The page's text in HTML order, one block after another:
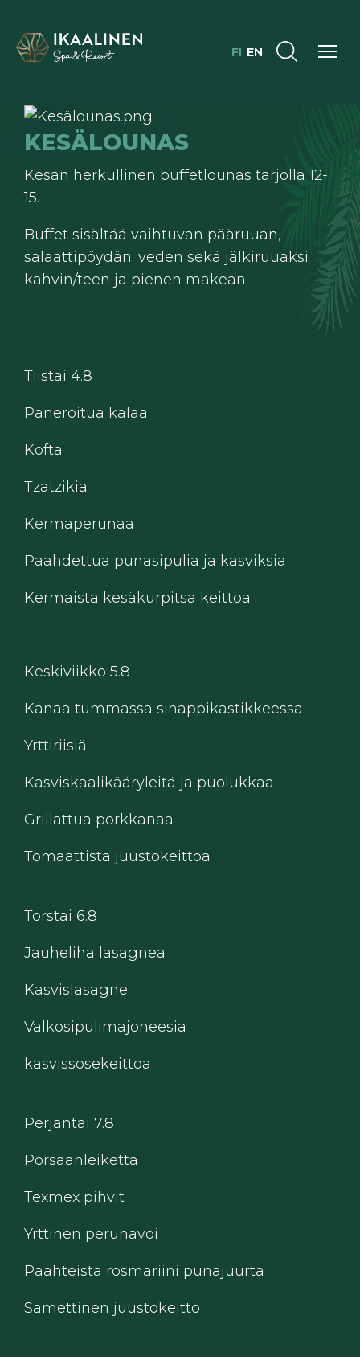
FI EN
KESÄLOUNAS
Kesän herkullinen buffetlounas tarjolla 12-
15.
Buffet sisältää vaihtuvan pääruuan,
salaattipöydän, veden sekä jälkiruuaksi
kahvin/teen ja pienen makean
Tiistai 4.8
Paneroitua kalaa
Kofta
Tzatzikia
Kermaperunaa
Paahdettua punasipulia ja kasviksia
Kermaista kesäkurpitsa keittoa
Keskiviikko 5.8
Kanaa tummassa sinappikastikkeessa
Yrttiriisiä
Kasviskaalikääryleitä ja puolukkaa
Grillattua porkkanaa
Tomaattista juustokeittoa
Torstai 6.8
Jauheliha lasagnea
Kasvislasagne
Valkosipulimajoneesia
kasvissosekeittoa
Perjantai 7.8
Porsaanleikettä
Texmex pihvit
Yrttinen perunavoi
Paahteista rosmariini punajuurta
Samettinen juustokeitto